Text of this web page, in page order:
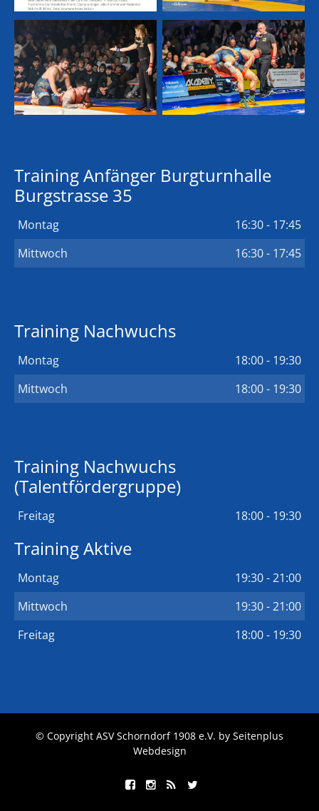
Training Anfänger Burgturnhalle
Burgstrasse 35
Montag
16:30 - 17:45
Mittwoch
16:30 - 17:45
Training Nachwuchs
Montag
18:00 - 19:30
Mittwoch
18:00 - 19:30
Training Nachwuchs
(Talentfördergruppe)
Freitag 18:00 - 19:30
Training Aktive
Montag
19:30 - 21:00
Mittwoch
19:30 - 21:00
Freitag
18:00 - 19:30
© Copyright ASV Schorndorf 1908 e.V. by Seitenplus
Webdesign